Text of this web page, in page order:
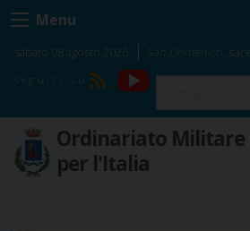
Skip
to
content
Menu
sabato 08 agosto 2026 San Domenico,
RSS
YouTube
Ordinariato Militare
per l'Italia